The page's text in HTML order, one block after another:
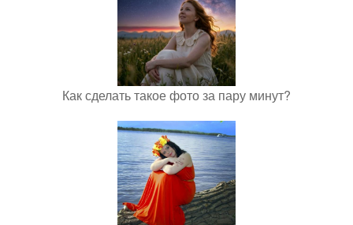
Как сделать такое фото за пару минут?